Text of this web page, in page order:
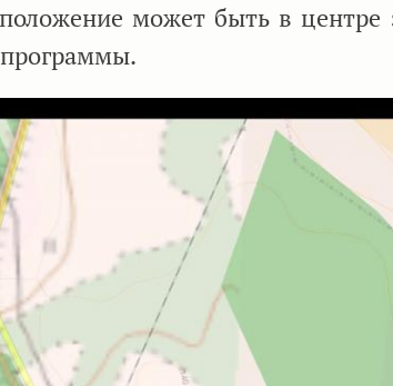
может быть в центре
программы.